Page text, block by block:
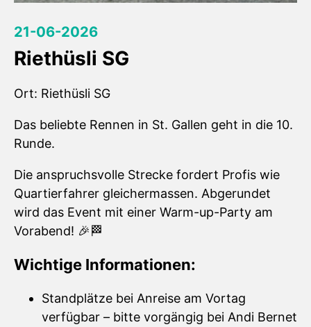
21-06-2026
Riethüsli SG
Ort: Riethüsli SG
Das beliebte Rennen in St. Gallen geht in die 10.
Runde.
Die anspruchsvolle Strecke fordert Profis wie
Quartierfahrer gleichermassen. Abgerundet
wird das Event mit einer Warm-up-Party am
Vorabend! 🎉🏁
Wichtige Informationen:
Standplätze bei Anreise am Vortag
verfügbar – bitte vorgängig bei Andi Bernet